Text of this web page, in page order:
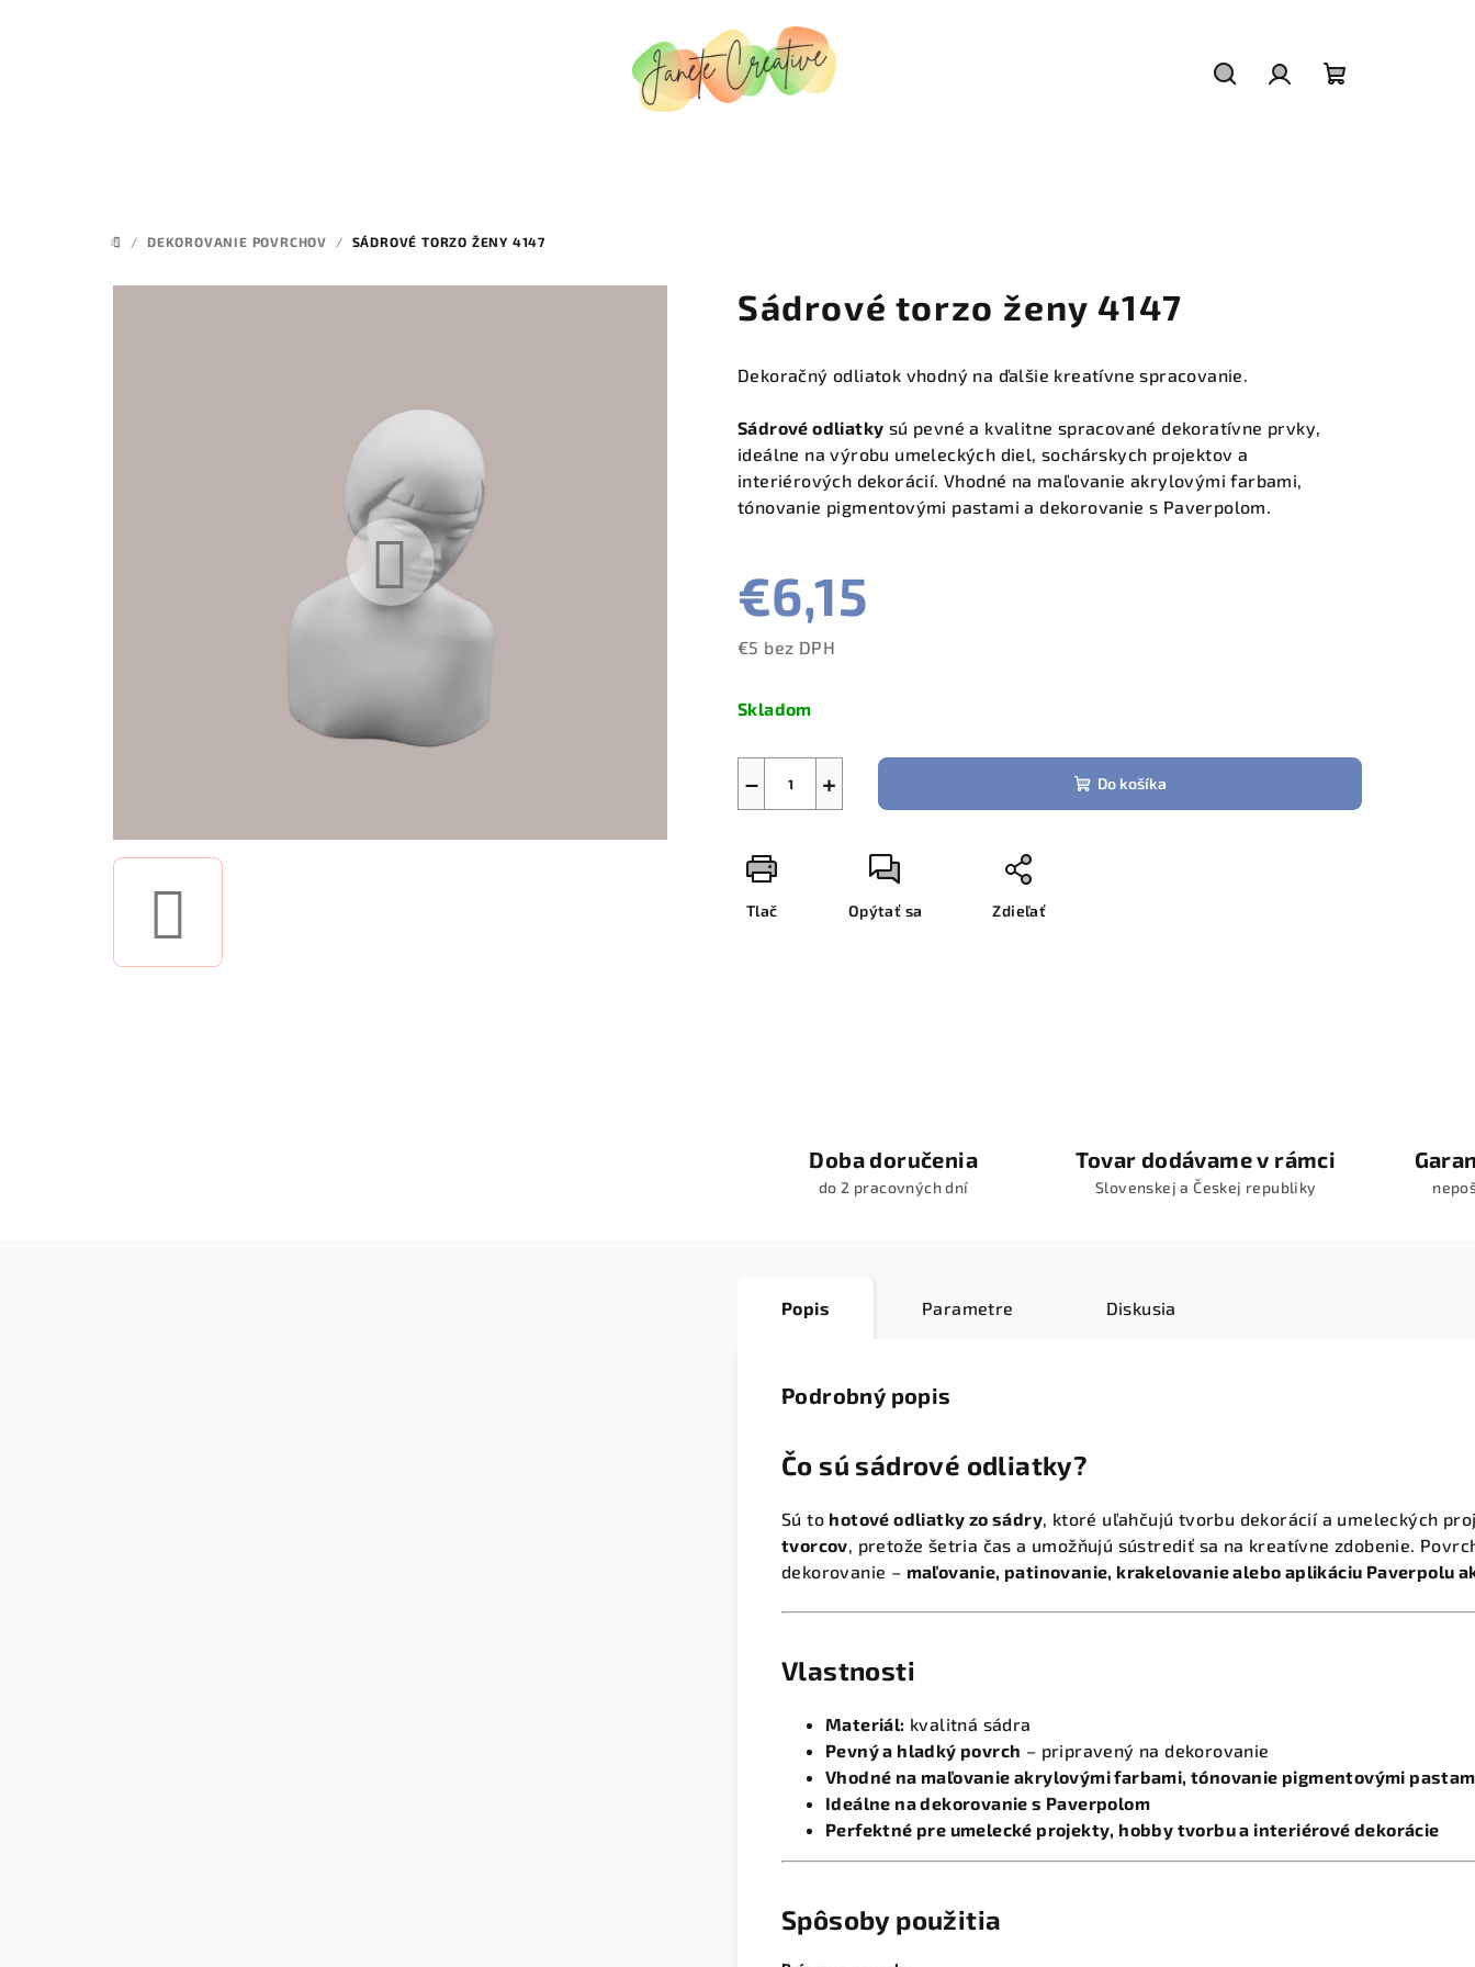
DOMOV
/ DEKOROVANIE POVRCHOV / SÁDROVÉ TORZO ŽENY 4147
Sádrové torzo ženy 4147
Dekoračný odliatok vhodný na ďalšie kreatívne spracovanie.
Sádrové odliatky sú pevné a kvalitne spracované dekoratívne prvky,
ideálne na výrobu umeleckých diel, sochárskych projektov a
interiérových dekorácií. Vhodné na maľovanie akrylovými farbami,
tónovanie pigmentovými pastami a dekorovanie s Paverpolom.
€6,15
€5 bez DPH
cena:
Skladom
+
− Do košíka
Tlač Opýtať sa Zdieľať
Doba doručenia
do 2 pracovných dní
Tovar dodávame v rámci
Slovenskej a Českej republiky
Popis Parametre Diskusia
Podrobný popis
Čo sú sádrové odliatky?
Sú to hotové odliatky zo sádry , ktoré uľahčujú tvorbu dekorácií a umeleckých
tvorcov , pretože šetria čas a umožňujú sústrediť sa na kreatívne zdobenie.
dekorovanie – maľovanie, patinovanie, krakelovanie alebo aplikáciu Paverpolu
Vlastnosti
Materiál: kvalitná sádra
Pevný a hladký povrch – pripravený na dekorovanie
Vhodné na maľovanie akrylovými farbami, tónovanie pigmentovými
Ideálne na dekorovanie s Paverpolom
Perfektné pre umelecké projekty, hobby tvorbu a interiérové dekorácie
Spôsoby použitia